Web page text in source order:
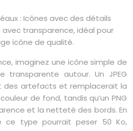
: Icônes avec des détails
avec transparence, idéal pour
icône de qualité.
imaginez une icône simple de
transparente autour. Un JPEG
des artefacts et remplacerait la
de fond, tandis qu’un PNG
et la netteté des bords. En
ce type pourrait peser 50 Ko,